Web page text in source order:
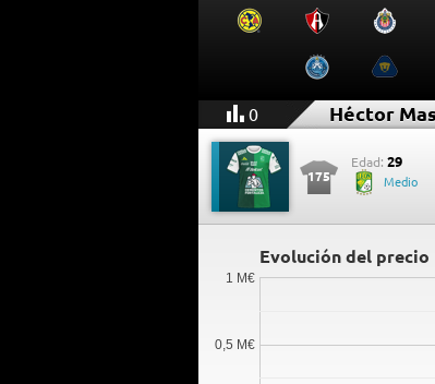
0 Héctor
175
Edad: 29
Medio
Evolución del precio
0,5 M€
1 M€